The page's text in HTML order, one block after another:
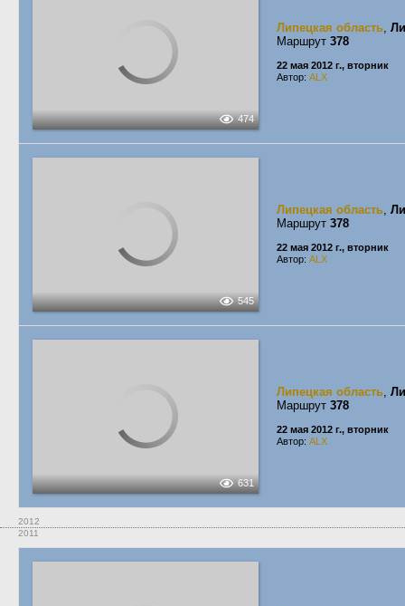
474
Липецкая область,
Маршрут 378
22 мая 2012 г., вторник
Автор: ALX
545
Липецкая область,
Маршрут 378
22 мая 2012 г., вторник
Автор: ALX
631
Липецкая область,
Маршрут 378
22 мая 2012 г., вторник
Автор: ALX
2012
2011